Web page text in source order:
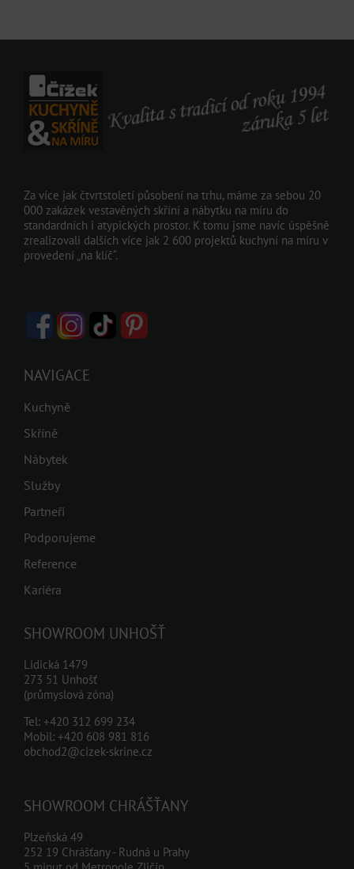
Za více jak čtvrtstoletí působení na trhu, máme za sebou 20
000 zakázek vestavěných skříní a nábytku na míru do
standardních i atypických prostor. K tomu jsme navíc úspěšně
zrealizovali dalších více jak 2 600 projektů kuchyní na míru v
provedení „na klíč“.
NAVIGACE
Kuchyně
Skříně
Nábytek
Služby
Partneři
Podporujeme
Reference
Kariéra
SHOWROOM UNHOŠŤ
Lidická 1479
273 51 Unhošť
(průmyslová zóna)
Tel: +420 312 699 234
Mobil: +420 608 981 816
obchod2@cizek-skrine.cz
SHOWROOM CHRÁŠŤANY
Plzeňská 49
252 19 Chrášťany - Rudná u Prahy